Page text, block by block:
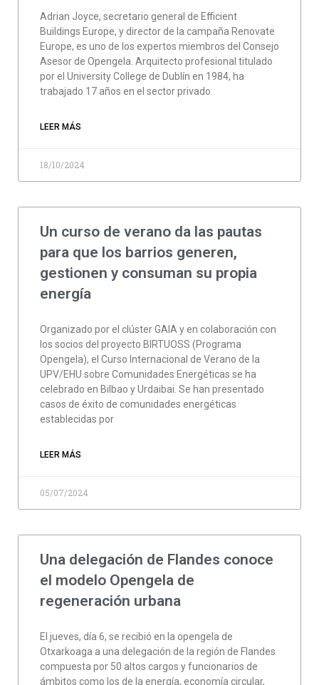
Adrian Joyce, secretario general de Efficient
Buildings Europe, y director de la campaña Renovate
Europe, es uno de los expertos miembros del Consejo
Asesor de Opengela. Arquitecto profesional titulado
por el University College de Dublín en 1984, ha
trabajado 17 años en el sector privado.
LEER MÁS
18/10/2024
Un curso de verano da las pautas
para que los barrios generen,
gestionen y consuman su propia
energía
Organizado por el clúster GAIA y en colaboración con
los socios del proyecto BIRTUOSS (Programa
Opengela), el Curso Internacional de Verano de la
UPV/EHU sobre Comunidades Energéticas se ha
celebrado en Bilbao y Urdaibai. Se han presentado
casos de éxito de comunidades energéticas
establecidas por
LEER MÁS
05/07/2024
Una delegación de Flandes conoce
el modelo Opengela de
regeneración urbana
El jueves, día 6, se recibió en la opengela de
Otxarkoaga a una delegación de la región de Flandes
compuesta por 50 altos cargos y funcionarios de
ámbitos como los de la energía, economía circular,